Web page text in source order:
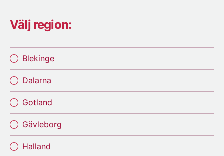
Välj region:
Blekinge
Dalarna
Gotland
Gävleborg
Halland